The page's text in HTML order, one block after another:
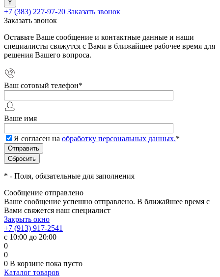
+7 (383) 227-97-20 Заказать звонок
Заказать звонок
Оставьте Ваше сообщение и контактные данные и наши
специалисты свяжутся с Вами в ближайшее рабочее время для
решения Вашего вопроса.
Ваш сотовый телефон*
Ваше имя
Я согласен на обработку персональных данных.*
* - Поля, обязательные для заполнения
Сообщение отправлено
Ваше сообщение успешно отправлено. В ближайшее время с
Вами свяжется наш специалист
Закрыть окно
+7 (913) 917-2541
с 10:00 до 20:00
0
0
0 В корзине пока пусто
Каталог товаров